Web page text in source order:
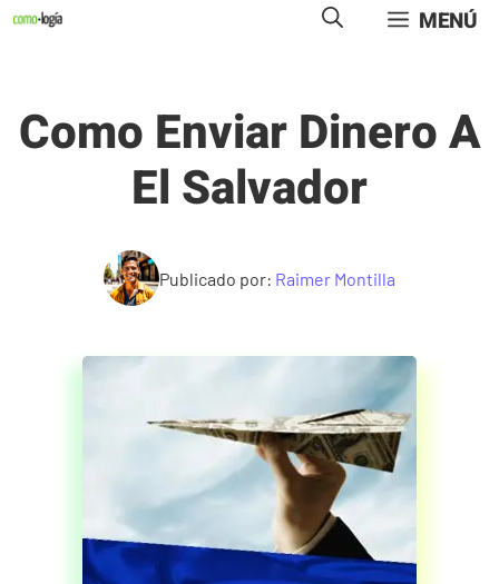
Saltar
MENÚ
Como Enviar Dinero A
El Salvador
Publicado por: Raimer Montilla